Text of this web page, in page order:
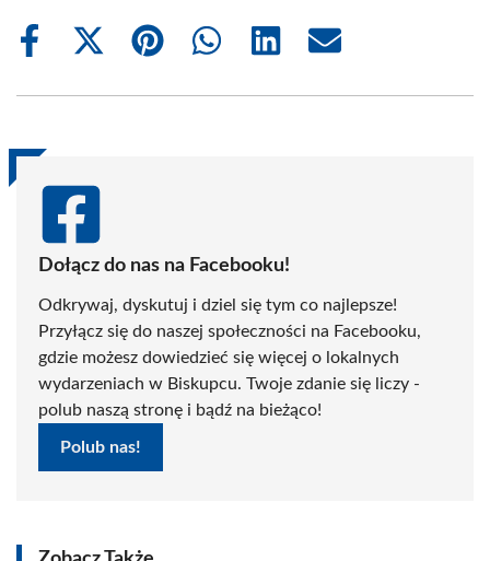
Share
Share
(Twitter)
Share
Share
Share
Share
Dołącz do nas na Facebooku!
Odkrywaj, dyskutuj i dziel się tym co najlepsze!
Przyłącz się do naszej społeczności na Facebooku,
gdzie możesz dowiedzieć się więcej o lokalnych
wydarzeniach w Biskupcu. Twoje zdanie się liczy -
polub naszą stronę i bądź na bieżąco!
Polub nas!